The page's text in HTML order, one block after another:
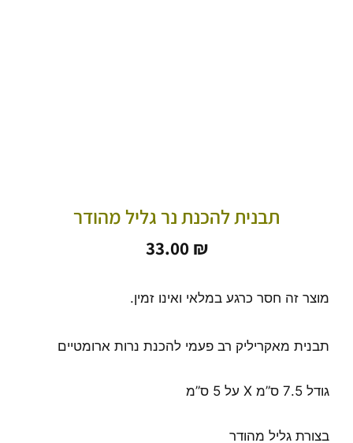
תבנית להכנת נר גליל מהודר
33.00 ₪
מוצר זה חסר כרגע במלאי ואינו זמין.
תבנית מאקריליק רב פעמי להכנת נרות ארומטיים
גודל 7.5 ס”מ X על 5 ס”מ
בצורת גליל מהודר